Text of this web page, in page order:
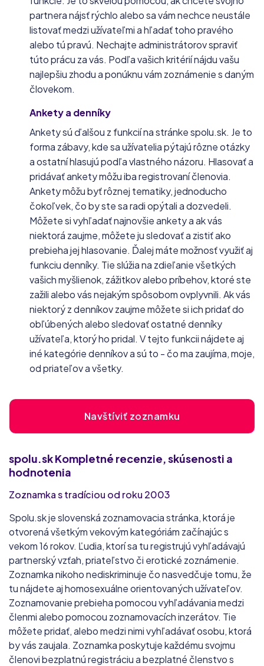
partnera nájsť rýchlo alebo sa vám nechce neustále
listovať medzi užívateľmi a hľadať toho pravého
alebo tú pravú. Nechajte administrátorov spraviť
túto prácu za vás. Podľa vašich kritérií nájdu vašu
najlepšiu zhodu a ponúknu vám zoznámenie s daným
človekom.
Ankety a denníky
Ankety sú ďalšou z funkcií na stránke spolu.sk. Je to
forma zábavy, kde sa užívatelia pýtajú rôzne otázky
a ostatní hlasujú podľa vlastného názoru. Hlasovať a
pridávať ankety môžu iba registrovaní členovia.
Ankety môžu byť rôznej tematiky, jednoducho
čokoľvek, čo by ste sa radi opýtali a dozvedeli.
Môžete si vyhľadať najnovšie ankety a ak vás
niektorá zaujme, môžete ju sledovať a zistiť ako
prebieha jej hlasovanie. Ďalej máte možnosť využiť aj
funkciu denníky. Tie slúžia na zdieľanie všetkých
vašich myšlienok, zážitkov alebo príbehov, ktoré ste
zažili alebo vás nejakým spôsobom ovplyvnili. Ak vás
niektorý z denníkov zaujme môžete si ich pridať do
obľúbených alebo sledovať ostatné denníky
užívateľa, ktorý ho pridal. V tejto funkcii nájdete aj
iné kategórie denníkov a sú to - čo ma zaujíma, moje,
od priateľov a všetky.
Navštíviť zoznamku
spolu.skKompletné recenzie, skúsenosti a
hodnotenia
Zoznamka s tradíciou od roku 2003
Spolu.sk je slovenská zoznamovacia stránka, ktorá je
otvorená všetkým vekovým kategóriám začínajúc s
vekom 16 rokov. Ľudia, ktorí sa tu registrujú vyhľadávajú
partnerský vzťah, priateľstvo či erotické zoznámenie.
Zoznamka nikoho nediskriminuje čo nasvedčuje tomu, že
tu nájdete aj homosexuálne orientovaných užívateľov.
Zoznamovanie prebieha pomocou vyhľadávania medzi
členmi alebo pomocou zoznamovacích inzerátov. Tie
môžete pridať, alebo medzi nimi vyhľadávať osobu, ktorá
by vás zaujala. Zoznamka poskytuje každému svojmu
členovi bezplatnú registráciu a bezplatné členstvo s